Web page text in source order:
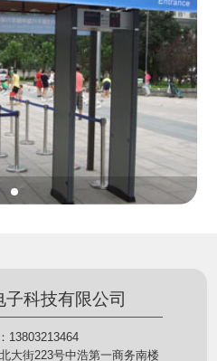
各个领域。
科技有限公司
13803213464
大街223号中浩第一商务南楼